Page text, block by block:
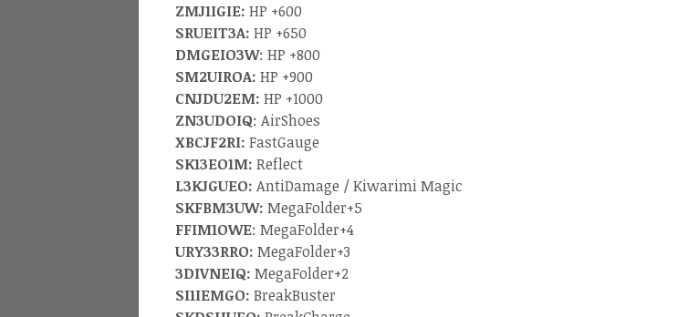
ZMJ1IGIE: HP +600
SRUEIT3A: HP +650
DMGEIO3W: HP +800
SM2UIROA: HP +900
CNJDU2EM: HP +1000
ZN3UDOIQ: AirShoes
XBCJF2RI: FastGauge
SK13EO1M: Reflect
L3KJGUEO: AntiDamage / Kiwarimi Magic
SKFBM3UW: MegaFolder+5
FFIM1OWE: MegaFolder+4
URY33RRO: MegaFolder+3
3DIVNEIQ: MegaFolder+2
SI1IEMGO: BreakBuster